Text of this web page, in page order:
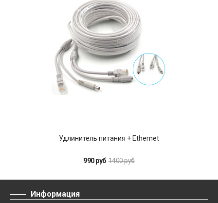
Удлинитель питания + Ethernet
990 руб 1400 руб
Информация